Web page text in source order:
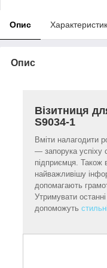
Опис
Опис
Візитниця
S9034-1
Вміти налагодити
— запорука успіху
підприємця. Також
найважливішу
допомагають
Утримувати
допоможуть